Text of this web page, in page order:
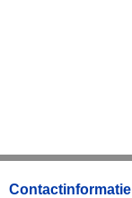
Contactinformatie